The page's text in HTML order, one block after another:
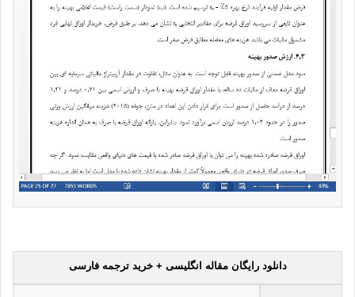
دانلود رایگان مقاله انگلیسی + خرید ترجمه فارسی